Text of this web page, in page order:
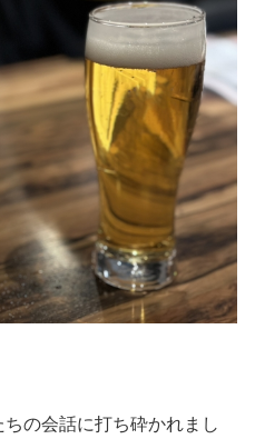
の会話に打ち砕かれまし